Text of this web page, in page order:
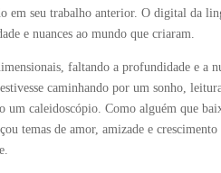
em seu trabalho anterior. O digital da
e nuances ao mundo que criaram.
faltando a profundidade e a
caminhando por um sonho,
um caleidoscópio. Como alguém que
temas de amor, amizade e